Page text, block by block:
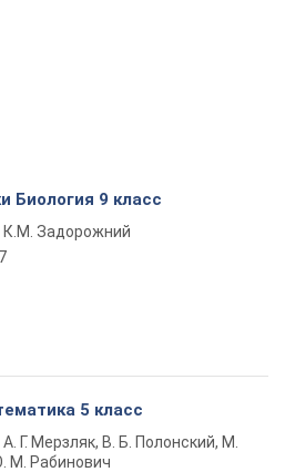
Биология 9 класс
К.М. Задорожний
5 класс
А. Г. Мерзляк, В. Б. Полонский, М.
М. Рабинович